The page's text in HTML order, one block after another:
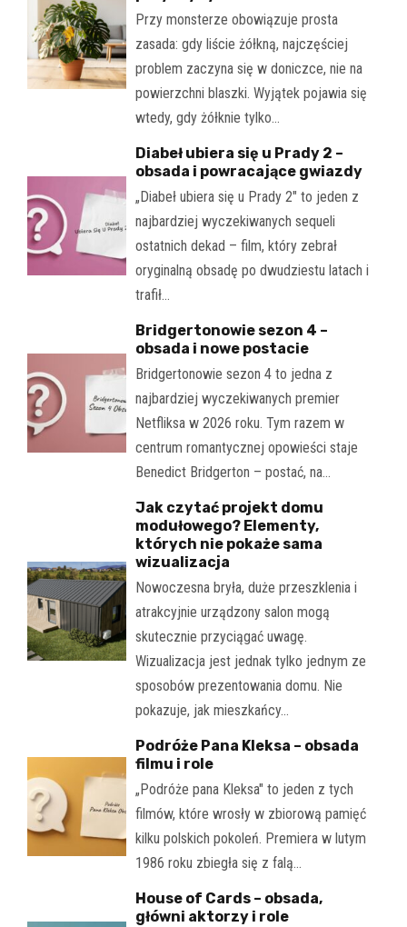
Przy monsterze obowiązuje prosta
zasada: gdy liście żółkną, najczęściej
problem zaczyna się w doniczce, nie na
powierzchni blaszki. Wyjątek pojawia się
wtedy, gdy żółknie tylko…
Diabeł ubiera się u Prady 2 –
obsada i powracające gwiazdy
„Diabeł ubiera się u Prady 2" to jeden z
najbardziej wyczekiwanych sequeli
ostatnich dekad – film, który zebrał
oryginalną obsadę po dwudziestu latach i
trafił…
Bridgertonowie sezon 4 –
obsada i nowe postacie
Bridgertonowie sezon 4 to jedna z
najbardziej wyczekiwanych premier
Netfliksa w 2026 roku. Tym razem w
centrum romantycznej opowieści staje
Benedict Bridgerton – postać, na…
Jak czytać projekt domu
modułowego? Elementy,
których nie pokaże sama
wizualizacja
Nowoczesna bryła, duże przeszklenia i
atrakcyjnie urządzony salon mogą
skutecznie przyciągać uwagę.
Wizualizacja jest jednak tylko jednym ze
sposobów prezentowania domu. Nie
pokazuje, jak mieszkańcy…
Podróże Pana Kleksa – obsada
filmu i role
„Podróże pana Kleksa" to jeden z tych
filmów, które wrosły w zbiorową pamięć
kilku polskich pokoleń. Premiera w lutym
1986 roku zbiegła się z falą…
House of Cards – obsada,
główni aktorzy i role